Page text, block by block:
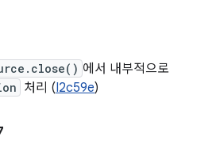
에서 내부적으로
처리 (I2c59e)